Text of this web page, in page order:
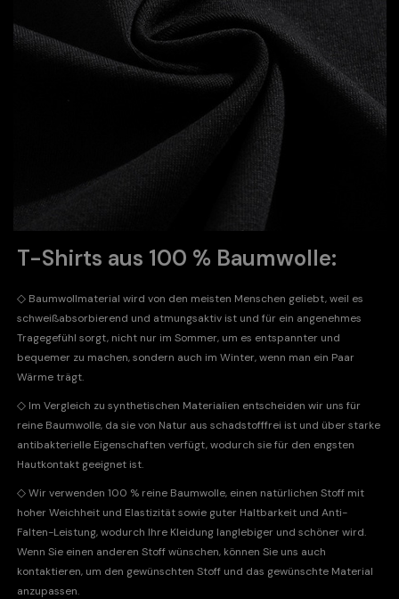
T-Shirts aus 100 % Baumwolle:
◇ Baumwollmaterial wird von den meisten Menschen geliebt, weil es
schweißabsorbierend und atmungsaktiv ist und für ein angenehmes
Tragegefühl sorgt, nicht nur im Sommer, um es entspannter und
bequemer zu machen, sondern auch im Winter, wenn man ein Paar
Wärme trägt.
◇ Im Vergleich zu synthetischen Materialien entscheiden wir uns für
reine Baumwolle, da sie von Natur aus schadstofffrei ist und über starke
antibakterielle Eigenschaften verfügt, wodurch sie für den engsten
Hautkontakt geeignet ist.
◇ Wir verwenden 100 % reine Baumwolle, einen natürlichen Stoff mit
hoher Weichheit und Elastizität sowie guter Haltbarkeit und Anti-
Falten-Leistung, wodurch Ihre Kleidung langlebiger und schöner wird.
Wenn Sie einen anderen Stoff wünschen, können Sie uns auch
kontaktieren, um den gewünschten Stoff und das gewünschte Material
anzupassen.